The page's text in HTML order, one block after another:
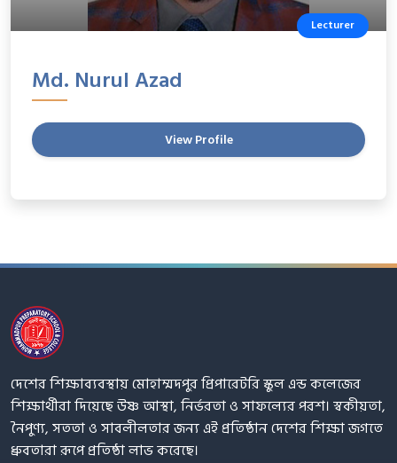
Lecturer
Md. Nurul Azad
View Profile
দেশের শিক্ষাব্যবস্থায় মোহাম্মদপুর প্রিপারেটরি স্কুল এন্ড কলেজের
শিক্ষার্থীরা দিয়েছে উষ্ণ আস্থা, নির্ভরতা ও সাফল্যের পরশ। স্বকীয়তা,
নৈপুণ্য, সততা ও সাবলীলতার জন্য এই প্রতিষ্ঠান দেশের শিক্ষা জগতে
ধ্রুবতারা রূপে প্রতিষ্ঠা লাভ করেছে।